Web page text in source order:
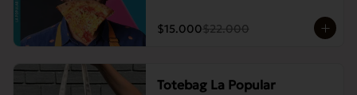
familia.
$15.000$22.000
Totebag La Popular